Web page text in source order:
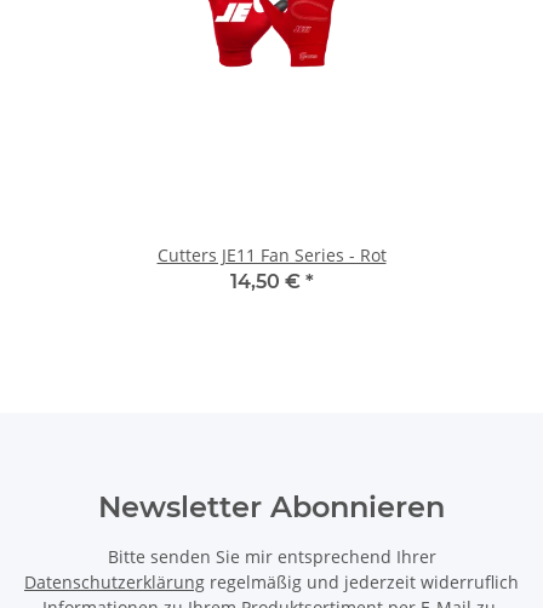
Cutters JE11 Fan Series - Rot
14,50 € *
Newsletter Abonnieren
Bitte senden Sie mir entsprechend Ihrer
Datenschutzerklärung regelmäßig und jederzeit widerruflich